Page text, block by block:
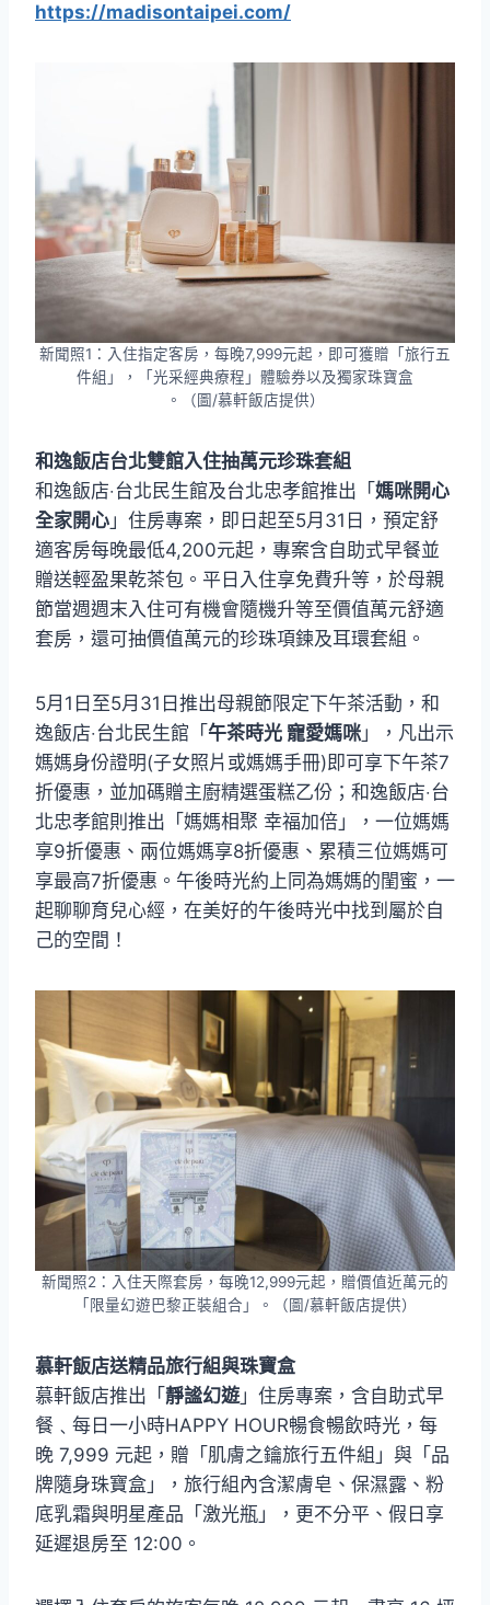
https://madisontaipei.com/
新聞照1：入住指定客房，每晚7,999元起，即可獲贈「旅行五
件組」，「光采經典療程」體驗券以及獨家珠寶盒
。（圖/慕軒飯店提供）
和逸飯店台北雙館入住抽萬元珍珠套組
和逸飯店‧台北民生館及台北忠孝館推出「媽咪開心
全家開心 」住房專案，即日起至5月31日，預定舒
適客房每晚最低4,200元起，專案含自助式早餐並
贈送輕盈果乾茶包。平日入住享免費升等，於母親
節當週週末入住可有機會隨機升等至價值萬元舒適
套房，還可抽價值萬元的珍珠項鍊及耳環套組。
5月1日至5月31日推出母親節限定下午茶活動，和
逸飯店‧台北民生館「午茶時光 寵愛媽咪 」，凡出示
媽媽身份證明(子女照片或媽媽手冊)即可享下午茶7
折優惠，並加碼贈主廚精選蛋糕乙份；和逸飯店‧台
北忠孝館則推出「媽媽相聚 幸福加倍」，一位媽媽
享9折優惠、兩位媽媽享8折優惠、累積三位媽媽可
享最高7折優惠。午後時光約上同為媽媽的閨蜜，一
起聊聊育兒心經，在美好的午後時光中找到屬於自
己的空間！
新聞照2：入住天際套房，每晚12,999元起，贈價值近萬元的
「限量幻遊巴黎正裝組合」。（圖/慕軒飯店提供）
慕軒飯店送精品旅行組與珠寶盒
慕軒飯店推出「靜謐幻遊 」住房專案，含自助式早
餐﹑每日一小時HAPPY HOUR暢食暢飲時光，每
晚 7,999 元起，贈「肌膚之鑰旅行五件組」與「品
牌隨身珠寶盒」，旅行組內含潔膚皂、保濕露、粉
底乳霜與明星產品「激光瓶」，更不分平、假日享
延遲退房至 12:00。